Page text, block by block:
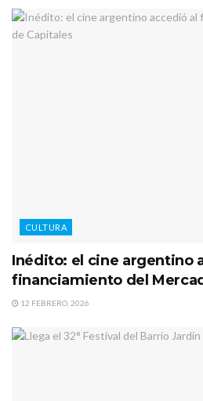
CULTURA
Inédito: el cine argentino
financiamiento del
12 FEBRERO, 2026